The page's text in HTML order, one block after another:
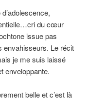
du cœur
issue pas
envahisseurs. Le récit
je me suis laissé
enveloppante.
belle et c’est là